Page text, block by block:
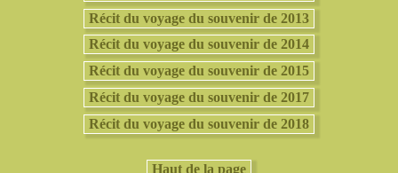
Récit du voyage du souvenir de 2013
Récit du voyage du souvenir de 2014
Récit du voyage du souvenir de 2015
Récit du voyage du souvenir de 2017
Récit du voyage du souvenir de 2018
Haut de la page